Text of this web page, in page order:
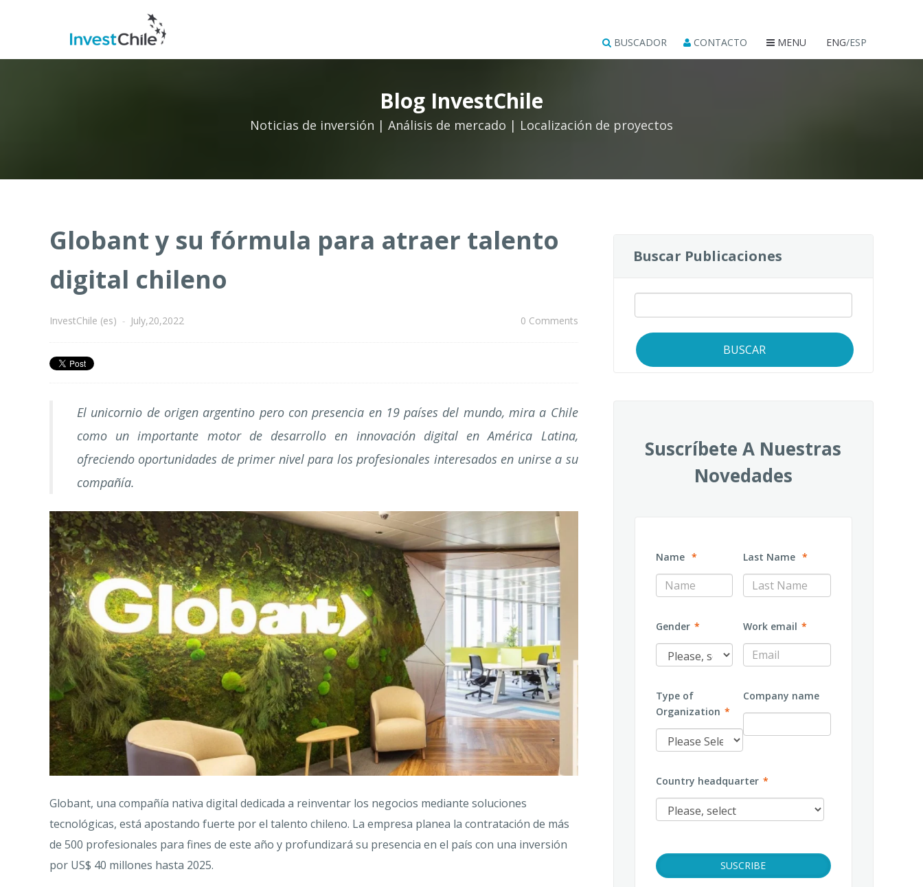
BUSCADOR CONTACTO MENU ENG/ESP
Blog InvestChile
Noticias de inversión | Análisis de mercado | Localización de proyectos
Globant y su fórmula para atraer talento
digital chileno
InvestChile (es) - July,20,2022 0 Comments
El unicornio de origen argentino pero con presencia en 19 países del mundo, mira a Chile
como un importante motor de desarrollo en innovación digital en América Latina,
ofreciendo oportunidades de primer nivel para los profesionales interesados en unirse a su
compañía.
Globant, una compañía nativa digital dedicada a reinventar los negocios mediante soluciones
tecnológicas, está apostando fuerte por el talento chileno. La empresa planea la contratación de más
de 500 profesionales para fines de este año y profundizará su presencia en el país con una inversión
por US$ 40 millones hasta 2025.
Buscar Publicaciones
BUSCAR
Suscríbete A Nuestras
Novedades
Name * Last Name *
Gender * Work email *
Type of
Organization *
Company name
Country headquarter *